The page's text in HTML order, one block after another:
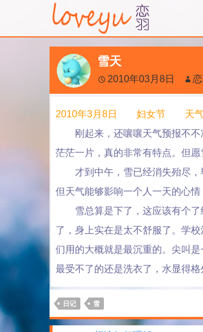
雪天
2010年03月8日
2010年3月8日 妇女节 天气
刚起来，还嚷嚷天气预报不不
茫茫一片，真的非常有特点。但愿
才到中午，雪已经消失殆尽，
但天气能够影响一个人一天的心
雪总算是下了，这应该有个了
了，身上实在是太不舒服了。学
们用的大概就是最沉重的。尖叫
最受不了的还是洗衣了，水显得
日记 雪